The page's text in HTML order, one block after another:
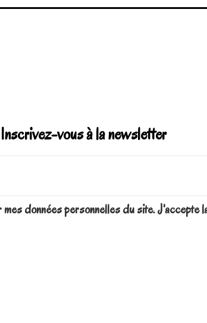
Inscrivez-vous à la newsletter
mes données personnelles du site.